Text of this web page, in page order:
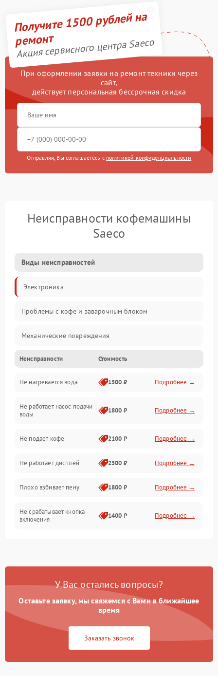
Получите 1500 рублей на
ремонт
Акция сервисного центра Saeco
При оформлении заявки на ремонт техники через
сайт,
действует персональная бессрочная скидка
Отправляя, Вы соглашаетесь с политикой конфиденциальности
Неисправности кофемашины
Saeco
Виды неисправностей
Электроника
Проблемы с кофе и заварочным блоком
Механические повреждения
Прочие неисправности
Включение и работа
Проблемы с водой
Неисправности Стоимость
Не нагревается вода 1500 ₽ Подробнее →
Не работает насос подачи
воды
1800 ₽ Подробнее →
Не подает кофе 2100 ₽ Подробнее →
Не работает дисплей 2500 ₽ Подробнее →
Плохо взбивает пену 1800 ₽ Подробнее →
Не срабатывает кнопка
включения
1400 ₽ Подробнее →
Постоянные сбои в работе 1500 ₽ Подробнее →
У Вас остались вопросы?
Оставьте заявку, мы свяжемся с Вами в ближайшее
время
Заказать звонок